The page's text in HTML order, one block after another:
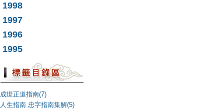
1998
1997
1996
1995
成世正道指南(7)
人生指南 忠字指南集解(5)